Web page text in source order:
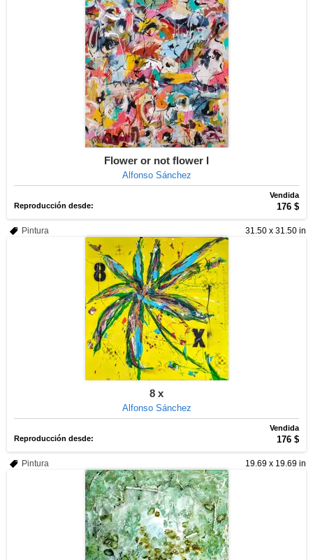
Flower or not flower I
Alfonso Sánchez
Vendida
Reproducción desde:
176 $
31.50 x 31.50 in
Pintura
8 x
Alfonso Sánchez
Vendida
Reproducción desde:
176 $
19.69 x 19.69 in
Pintura